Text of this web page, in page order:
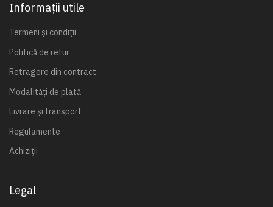
Informații utile
Termeni și condiții
Politică de retur
Retragere din contract
Modalități de plată
Livrare și transport
Regulamente
Achiziții
Legal